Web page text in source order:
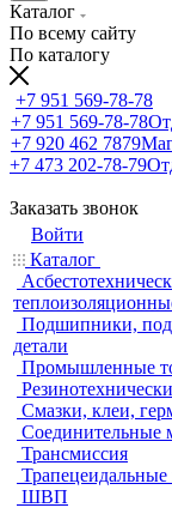
Каталог
По всему сайту
По каталогу
+7 951 569-78-78
+7 951 569-78-78
+7 920 462 7879
+7 473 202-78-79
Заказать звонок
Войти
Каталог
Подшипники,
детали
Промышленные
Смазки, клеи,
Соединительные
Трансмиссия
ШВП